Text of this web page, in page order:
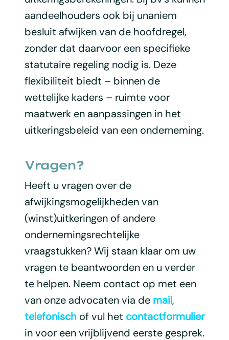
aandeelhouders ook bij unaniem
besluit afwijken van de hoofdregel,
zonder dat daarvoor een specifieke
statutaire regeling nodig is. Deze
flexibiliteit biedt – binnen de
wettelijke kaders – ruimte voor
maatwerk en aanpassingen in het
uitkeringsbeleid van een onderneming.
Vragen?
Heeft u vragen over de
afwijkingsmogelijkheden van
(winst)uitkeringen of andere
ondernemingsrechtelijke
vraagstukken? Wij staan klaar om uw
vragen te beantwoorden en u verder
te helpen. Neem contact op met een
van onze advocaten via de mail,
telefonischof vul het contactformulier
in voor een vrijblijvend eerste gesprek.